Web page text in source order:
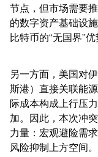
节点，但市场需要
的数字资产基础设
比特币的“无国界”
另一方面，美国对
斯港）直接关联能
际成本构成上行压
加。因此，本次冲
力量：宏观避险需
风险抑制上方空间。